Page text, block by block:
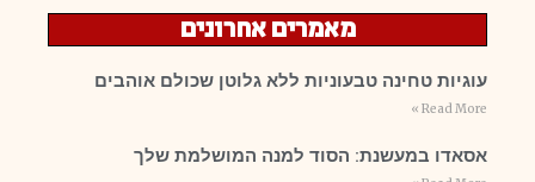
מאמרים אחרונים
עוגיות טחינה טבעוניות ללא גלוטן שכולם אוהבים
Read More »
אסאדו במעשנת: הסוד למנה המושלמת שלך